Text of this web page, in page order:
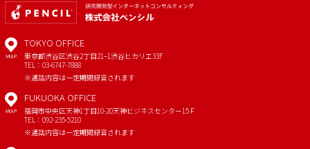
MAP
TOKYO OFFICE
東京都渋谷区渋谷2丁目21−1渋谷ヒカリエ33F
TEL：03-6747-7888
※通話内容は一定期間録音されます
MAP
FUKUOKA OFFICE
福岡市中央区天神1丁目10-20天神ビジネスセンター15Ｆ
TEL：092-235-5210
※通話内容は一定期間録音されます